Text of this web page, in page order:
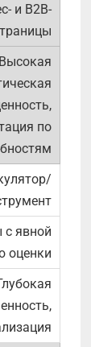
и B2B-
Высокая
по
с явной
оценки